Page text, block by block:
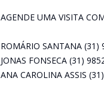
AGENDE UMA VISITA
ROMÁRIO SANTANA (31)
JONAS FONSECA (31)
ANA CAROLINA ASSIS